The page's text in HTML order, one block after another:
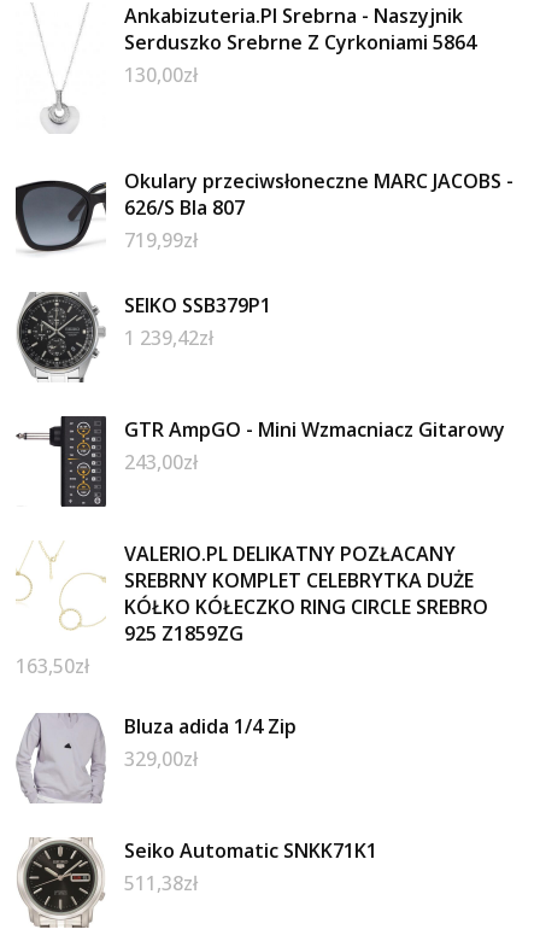
Ankabizuteria.Pl Srebrna - Naszyjnik
Serduszko Srebrne Z Cyrkoniami 5864
130,00zł
Okulary przeciwsłoneczne MARC JACOBS -
626/S Bla 807
719,99zł
SEIKO SSB379P1
1 239,42zł
GTR AmpGO - Mini Wzmacniacz Gitarowy
243,00zł
VALERIO.PL DELIKATNY POZŁACANY
SREBRNY KOMPLET CELEBRYTKA DUŻE
KÓŁKO KÓŁECZKO RING CIRCLE SREBRO
925 Z1859ZG
163,50zł
Bluza adida 1/4 Zip
329,00zł
Seiko Automatic SNKK71K1
511,38zł